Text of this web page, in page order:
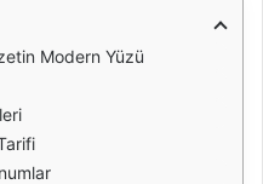
Modern Yüzü